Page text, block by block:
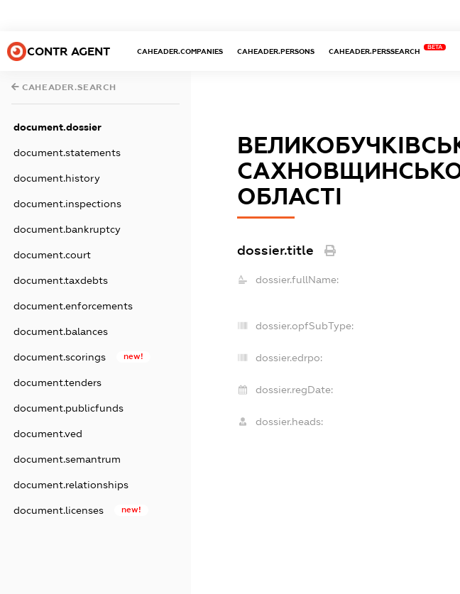
CONTR AGENT CAHEADER.COMPANIES CAHEADER.PERSONS CAHEADER.PERSSEARCH
BETA
CAHEADER.SEARCH
document.dossier
document.statements
document.history
document.inspections
document.bankruptcy
document.court
document.taxdebts
document.enforcements
document.balances
document.scorings new!
document.tenders
document.publicfunds
document.ved
document.semantrum
document.relationships
document.licenses new!
ОБЛАСТІ
dossier.title
dossier.fullName:
dossier.opfSubType:
dossier.edrpo:
dossier.regDate:
dossier.heads: